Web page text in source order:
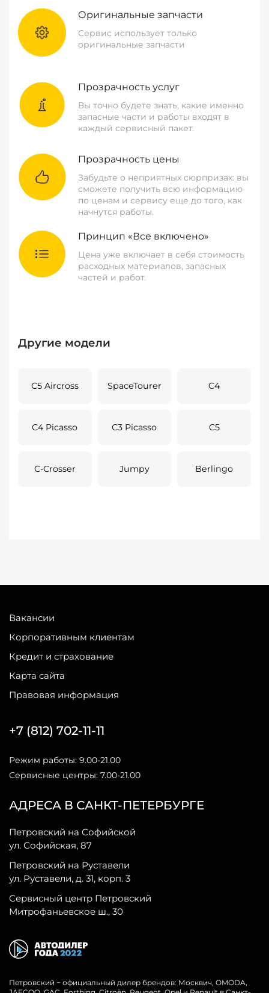
Оригинальные запчасти
Сервис использует только
оригинальные запчасти
Прозрачность услуг
Вы точно будете знать, какие именно
запасные части и работы входят в
каждый сервисный пакет.
Прозрачность цены
Забудьте о неприятных сюрпризах: вы
сможете получить всю информацию
по ценам и сервису еще до того, как
начнутся работы.
Принцип «Все включено»
Цена уже включает в себя стоимость
расходных материалов, запасных
частей и работ.
Другие модели
C5 Aircross SpaceTourer C4
C4 Picasso C3 Picasso C5
C-Crosser Jumpy Berlingo
Вакансии
Корпоративным клиентам
Кредит и страхование
Карта сайта
Правовая информация
АДРЕСА В САНКТ-ПЕТЕРБУРГЕ
Петровский на Софийской
ул. Софийская, 87
Петровский на Руставели
ул. Руставели, д. 31, корп. 3
Сервисный центр Петровский
Митрофаньевское ш., 30
+7 (812) 702-11-11
Режим работы: 9.00-21.00
Сервисные центры: 7.00-21.00
Петровский − официальный дилер брендов: Москвич, OMODA,